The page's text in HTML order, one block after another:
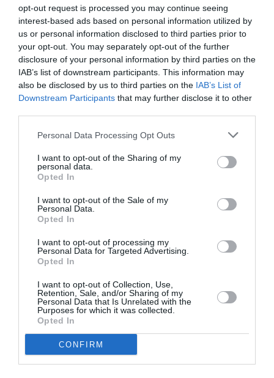
opt-out request is processed you may continue seeing
interest-based ads based on personal information utilized by
us or personal information disclosed to third parties prior to
your opt-out. You may separately opt-out of the further
disclosure of your personal information by third parties on the
IAB’s list of downstream participants. This information may
also be disclosed by us to third parties on the IAB’s List of
Downstream Participants that may further disclose it to other
Personal Data Processing Opt Outs
I want to opt-out of the Sharing of my
personal data.
Opted In
I want to opt-out of the Sale of my
Personal Data.
Opted In
I want to opt-out of processing my
Personal Data for Targeted Advertising.
Opted In
I want to opt-out of Collection, Use,
Retention, Sale, and/or Sharing of my
Personal Data that Is Unrelated with the
Purposes for which it was collected.
Opted In
CONFIRM
Helper
a commenté l'article :
19 h 23 sans escale : le Boeing 777F de National
Airlines relie l’Écosse à l’Australie
Sauf si…a commenté l'article :
Incivilités à Bangkok : 22 passagers chinois refusés à
bord après une course-poursuite, l’incident devient
diplomatique
histoire de l'aviation
CIEL : UNE
DÉMONSTRATION
PUBLIQUE...